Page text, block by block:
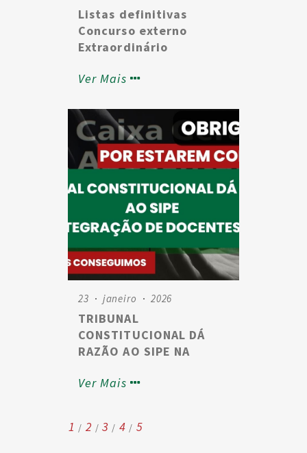
Listas definitivas
Concurso externo
Extraordinário
Ver Mais
23 janeiro 2026
TRIBUNAL
CONSTITUCIONAL DÁ
RAZÃO AO SIPE NA
DOCENTES NA CGA
Ver Mais
1 2 3 4 5